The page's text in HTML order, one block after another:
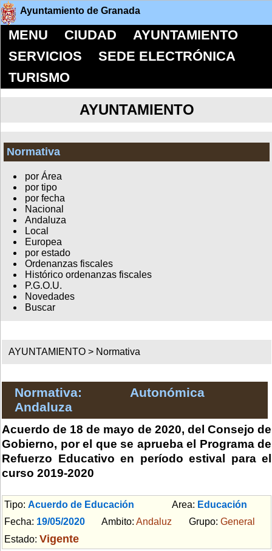
Ayuntamiento de Granada
MENU CIUDAD
AYUNTAMIENTO
SERVICIOS
SEDE ELECTRÓNICA
TURISMO
AYUNTAMIENTO
Normativa
por Área
por tipo
por fecha
Nacional
Andaluza
Local
Europea
por estado
Ordenanzas fiscales
Histórico ordenanzas fiscales
P.G.O.U.
Novedades
Buscar
AYUNTAMIENTO > Normativa
Normativa: Autonómica
Andaluza
Acuerdo de 18 de mayo de 2020, del Consejo de
Gobierno, por el que se aprueba el Programa de
Refuerzo Educativo en período estival para el
curso 2019-2020
Tipo: Acuerdo de Educación Area: Educación
Fecha: 19/05/2020 Ambito: Andaluz Grupo: General
Estado: Vigente